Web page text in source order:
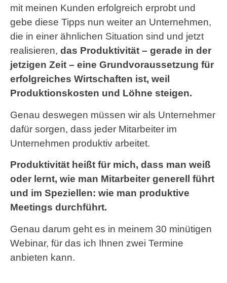
mit meinen Kunden erfolgreich erprobt und
gebe diese Tipps nun weiter an Unternehmen,
die in einer ähnlichen Situation sind und jetzt
realisieren, das Produktivität – gerade in der
jetzigen Zeit – eine Grundvoraussetzung für
erfolgreiches Wirtschaften ist, weil
Produktionskosten und Löhne steigen.
Genau deswegen müssen wir als Unternehmer
dafür sorgen, dass jeder Mitarbeiter im
Unternehmen produktiv arbeitet.
Produktivität heißt für mich, dass man weiß
oder lernt, wie man Mitarbeiter generell führt
und im Speziellen: wie man produktive
Meetings durchführt.
Genau darum geht es in meinem 30 minütigen
Webinar, für das ich Ihnen zwei Termine
anbieten kann.